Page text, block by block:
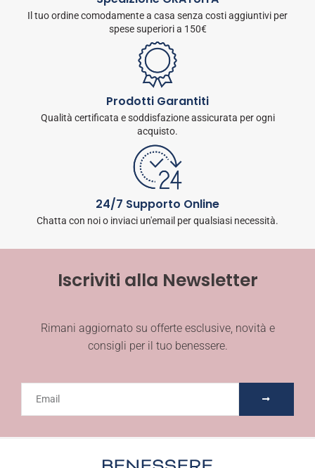
Il tuo ordine comodamente a casa senza costi aggiuntivi per
spese superiori a 150€
Prodotti Garantiti
Qualità certificata e soddisfazione assicurata per ogni
acquisto.
24/7 Supporto Online
Chatta con noi o inviaci un'email per qualsiasi necessità.
Iscriviti alla Newsletter
Rimani aggiornato su offerte esclusive, novità e
consigli per il tuo benessere.